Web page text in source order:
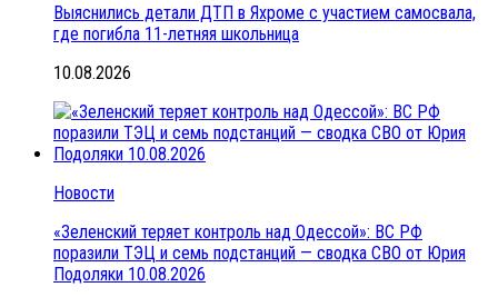
Выяснились детали ДТП в Яхроме с участием самосвала,
где погибла 11-летняя школьница
10.08.2026
Новости
«Зеленский теряет контроль над Одессой»: ВС РФ
поразили ТЭЦ и семь подстанций — сводка СВО от Юрия
Подоляки 10.08.2026